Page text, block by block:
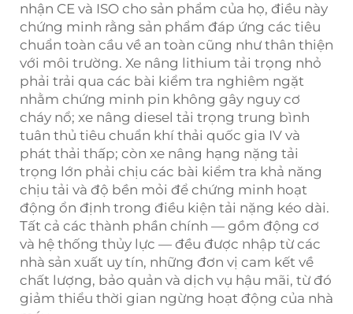
nhận CE và ISO cho sản phẩm của họ, điều này
chứng minh rằng sản phẩm đáp ứng các tiêu
chuẩn toàn cầu về an toàn cũng như thân thiện
với môi trường. Xe nâng lithium tải trọng nhỏ
phải trải qua các bài kiểm tra nghiêm ngặt
nhằm chứng minh pin không gây nguy cơ
cháy nổ; xe nâng diesel tải trọng trung bình
tuân thủ tiêu chuẩn khí thải quốc gia IV và
phát thải thấp; còn xe nâng hạng nặng tải
trọng lớn phải chịu các bài kiểm tra khả năng
chịu tải và độ bền mỏi để chứng minh hoạt
động ổn định trong điều kiện tải nặng kéo dài.
Tất cả các thành phần chính — gồm động cơ
và hệ thống thủy lực — đều được nhập từ các
nhà sản xuất uy tín, những đơn vị cam kết về
chất lượng, bảo quản và dịch vụ hậu mãi, từ đó
giảm thiểu thời gian ngừng hoạt động của nhà